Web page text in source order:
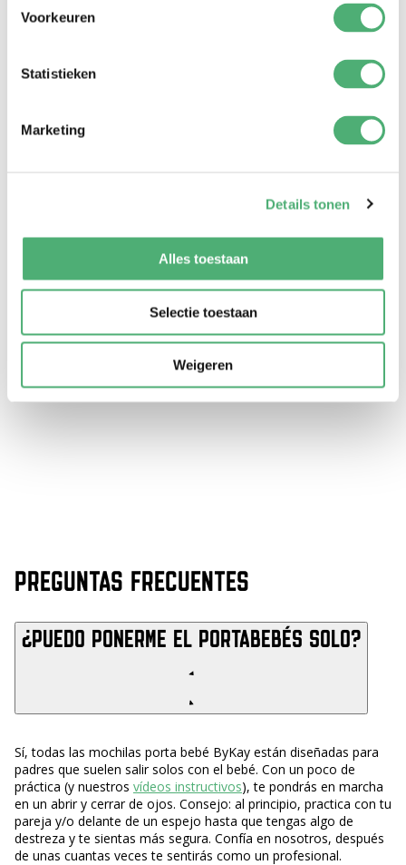
Voorkeuren
Statistieken
Marketing
Details tonen
Alles toestaan
Selectie toestaan
Weigeren
PREGUNTAS FRECUENTES
¿Puedo ponerme el portabebés solo?
Sí, todas las mochilas porta bebé ByKay están diseñadas para
padres que suelen salir solos con el bebé. Con un poco de
práctica (y nuestros vídeos instructivos), te pondrás en marcha
en un abrir y cerrar de ojos. Consejo: al principio, practica con tu
pareja y/o delante de un espejo hasta que tengas algo de
destreza y te sientas más segura. Confía en nosotros, después
de unas cuantas veces te sentirás como un profesional.